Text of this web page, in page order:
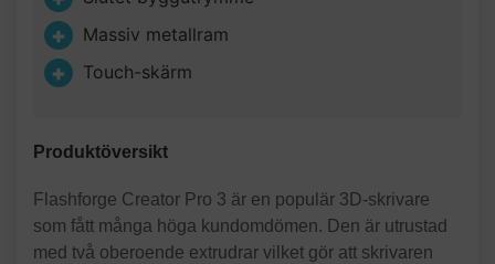
Massiv metallram
Touch-skärm
Produktöversikt
Flashforge Creator Pro 3 är en populär 3D-skrivare
som fått många höga kundomdömen. Den är utrustad
med två oberoende extrudrar vilket gör att skrivaren